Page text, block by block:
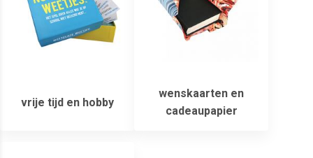
vrije tijd en hobby
wenskaarten en
cadeaupapier